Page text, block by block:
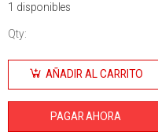
1 disponibles
Qty:
Soldadora
Inverter
MMA-MIG
AÑADIR AL CARRITO
PAGAR AHORA